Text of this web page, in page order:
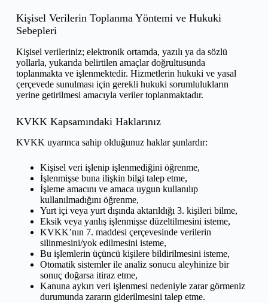
Kişisel Verilerin Toplanma Yöntemi ve Hukuki
Sebepleri
Kişisel verileriniz; elektronik ortamda, yazılı ya da sözlü
yollarla, yukarıda belirtilen amaçlar doğrultusunda
toplanmakta ve işlenmektedir. Hizmetlerin hukuki ve yasal
çerçevede sunulması için gerekli hukuki sorumlulukların
yerine getirilmesi amacıyla veriler toplanmaktadır.
KVKK Kapsamındaki Haklarınız
KVKK uyarınca sahip olduğunuz haklar şunlardır:
Kişisel veri işlenip işlenmediğini öğrenme,
İşlenmişse buna ilişkin bilgi talep etme,
İşleme amacını ve amaca uygun kullanılıp
kullanılmadığını öğrenme,
Yurt içi veya yurt dışında aktarıldığı 3. kişileri bilme,
Eksik veya yanlış işlenmişse düzeltilmesini isteme,
KVKK’nın 7. maddesi çerçevesinde verilerin
silinmesini/yok edilmesini isteme,
Bu işlemlerin üçüncü kişilere bildirilmesini isteme,
Otomatik sistemler ile analiz sonucu aleyhinize bir
sonuç doğarsa itiraz etme,
Kanuna aykırı veri işlenmesi nedeniyle zarar görmeniz
durumunda zararın giderilmesini talep etme.